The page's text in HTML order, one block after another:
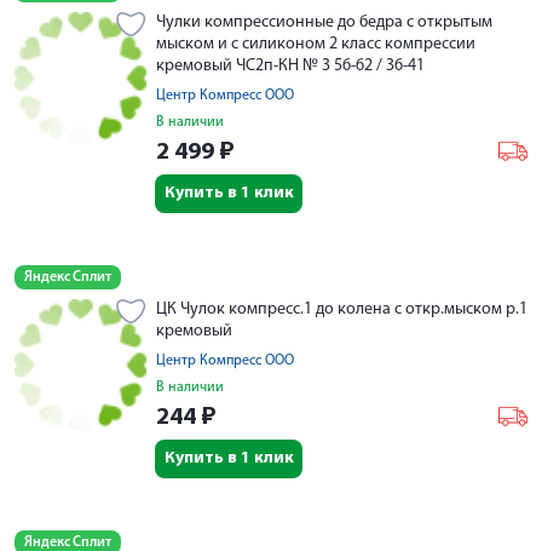
Чулки компрессионные до бедра с открытым
мыском и с силиконом 2 класс компрессии
кремовый ЧС2п-КН № 3 56-62 / 36-41
Центр Компресс ООО
В наличии
2 499 ₽
Купить в 1 клик
Яндекс Сплит
ЦК Чулок компресс.1 до колена с откр.мыском р.1
кремовый
Центр Компресс ООО
В наличии
244 ₽
Купить в 1 клик
Яндекс Сплит